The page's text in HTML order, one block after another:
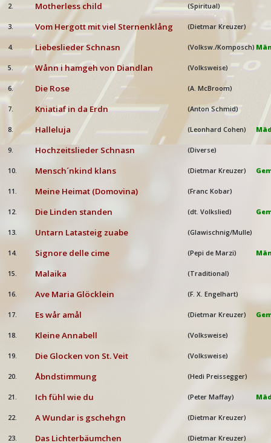
2. Motherless child (Spiritual)
3. Vom Hergott mit viel Sternenklång (Dietmar Kreuzer)
4. Liebeslieder Schnasn (Volksw./Komposch)
5. Wånn i hamgeh von Diandlan (Volksweise)
6. Die Rose (A. McBroom)
7. Kniatiaf in da Erdn (Anton Schmid)
8. Halleluja (Leonhard Cohen)
9. Hochzeitslieder Schnasn (Diverse)
10. Mensch´nkind klans (Dietmar Kreuzer)
11. Meine Heimat (Domovina) (Franc Kobar)
12. Die Linden standen (dt. Volkslied)
13. Untarn Latasteig zuabe (Glawischnig/Mulle)
14. Signore delle cime (Pepi de Marzi)
15. Malaika (Traditional)
16. Ave Maria Glöcklein (F. X. Engelhart)
17. Es wår amål (Dietmar Kreuzer)
18. Kleine Annabell (Volksweise)
19. Die Glocken von St. Veit (Volksweise)
20. Åbndstimmung (Hedi Preissegger)
21. Ich fühl wie du (Peter Maffay)
22. A Wundar is gschehgn (Dietmar Kreuzer)
23. Das Lichterbäumchen (Dietmar Kreuzer)